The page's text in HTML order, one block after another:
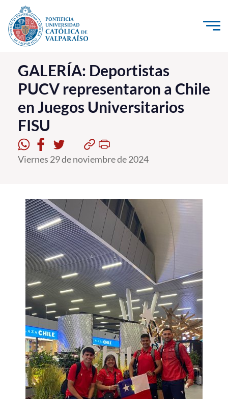
Click acá para ir directamente al contenido
La Universidad
Investigación, Creación e Innovación
PUCV Internacional
Vinculación con el Medio
Admisión
Postgrado
Formación Continua
Estudiantes
Académicos
Funcionarios
Alumni
English
GALERÍA: Deportistas
PUCV representaron a Chile
en Juegos Universitarios
FISU
Viernes 29 de noviembre de 2024